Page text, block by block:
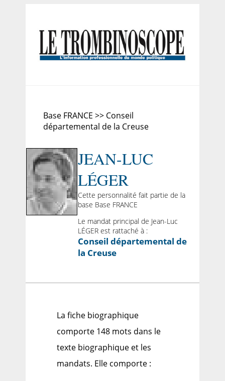
Base FRANCE >> Conseil
départemental de la Creuse
JEAN-LUC
LÉGER
Cette personnalité fait partie de la
base Base FRANCE
Le mandat principal de Jean-Luc
LÉGER est rattaché à :
Conseil départemental de
la Creuse
La fiche biographique
comporte 148 mots dans le
texte biographique et les
mandats. Elle comporte :